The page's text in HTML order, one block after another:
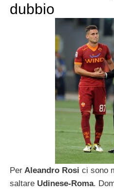
dubbio
Per Aleandro Rosi ci sono
saltare Udinese-Roma.